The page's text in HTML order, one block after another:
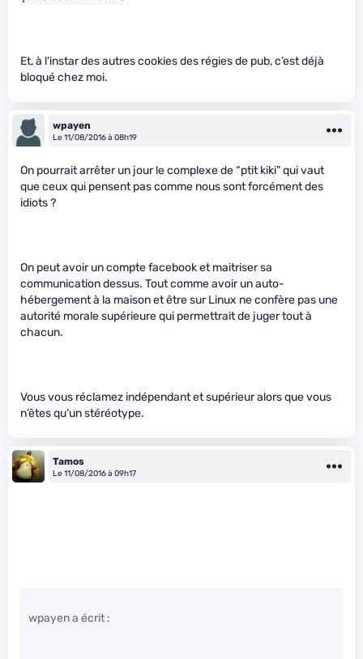
Et, à l’instar des autres cookies des régies de pub, c’est déjà
bloqué chez moi.
wpayen
Le 11/08/2016 à 08h19
On pourrait arrêter un jour le complexe de “ptit kiki” qui vaut
que ceux qui pensent pas comme nous sont forcément des
idiots ?
On peut avoir un compte facebook et maitriser sa
communication dessus. Tout comme avoir un auto-
hébergement à la maison et être sur Linux ne confère pas une
autorité morale supérieure qui permettrait de juger tout à
chacun.
Vous vous réclamez indépendant et supérieur alors que vous
n’êtes qu’un stéréotype.
Tamos
Le 11/08/2016 à 09h17
wpayen a écrit :